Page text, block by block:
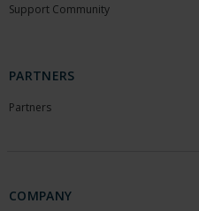
Support Community
PARTNERS
Partners
COMPANY